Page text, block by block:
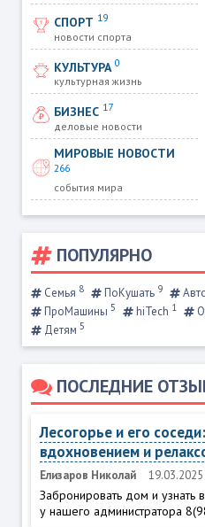
СПОРТ 19
новости спорта
КУЛЬТУРА0
культурная жизнь
БИЗНЕС 17
деловые новости
МИРОВЫЕ НОВОСТИ
266
события мира
ПОПУЛЯРНО
Семья 8 ПоКушать 9
ПроМашины 5 hiTech 1
Детям 5
ПОСЛЕДНИЕ
Лесогорье и его
вдохновением и
Елизаров Николай 19.03.2025
Забронировать дом и узнать
у нашего администратора